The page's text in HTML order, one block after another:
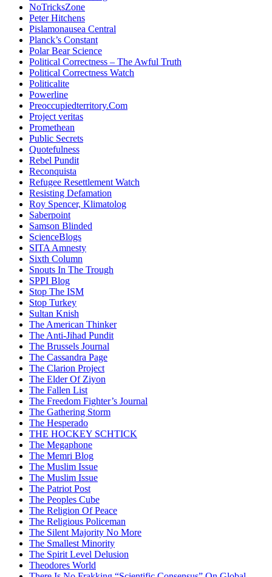
NoTricksZone
Peter Hitchens
Pislamonausea Central
Planck’s Constant
Polar Bear Science
Political Correctness – The Awful Truth
Political Correctness Watch
Politicalite
Powerline
Preoccupiedterritory.Com
Project veritas
Promethean
Public Secrets
Quotefulness
Rebel Pundit
Reconquista
Refugee Resettlement Watch
Resisting Defamation
Roy Spencer, Klimatolog
Saberpoint
Samson Blinded
ScienceBlogs
SITA Amnesty
Sixth Column
Snouts In The Trough
SPPI Blog
Stop The ISM
Stop Turkey
Sultan Knish
The American Thinker
The Anti-Jihad Pundit
The Brussels Journal
The Cassandra Page
The Clarion Project
The Elder Of Ziyon
The Fallen List
The Freedom Fighter’s Journal
The Gathering Storm
The Hesperado
THE HOCKEY SCHTICK
The Megaphone
The Memri Blog
The Muslim Issue
The Muslim Issue
The Patriot Post
The Peoples Cube
The Religion Of Peace
The Religious Policeman
The Silent Majority No More
The Smallest Minority
The Spirit Level Delusion
Theodores World